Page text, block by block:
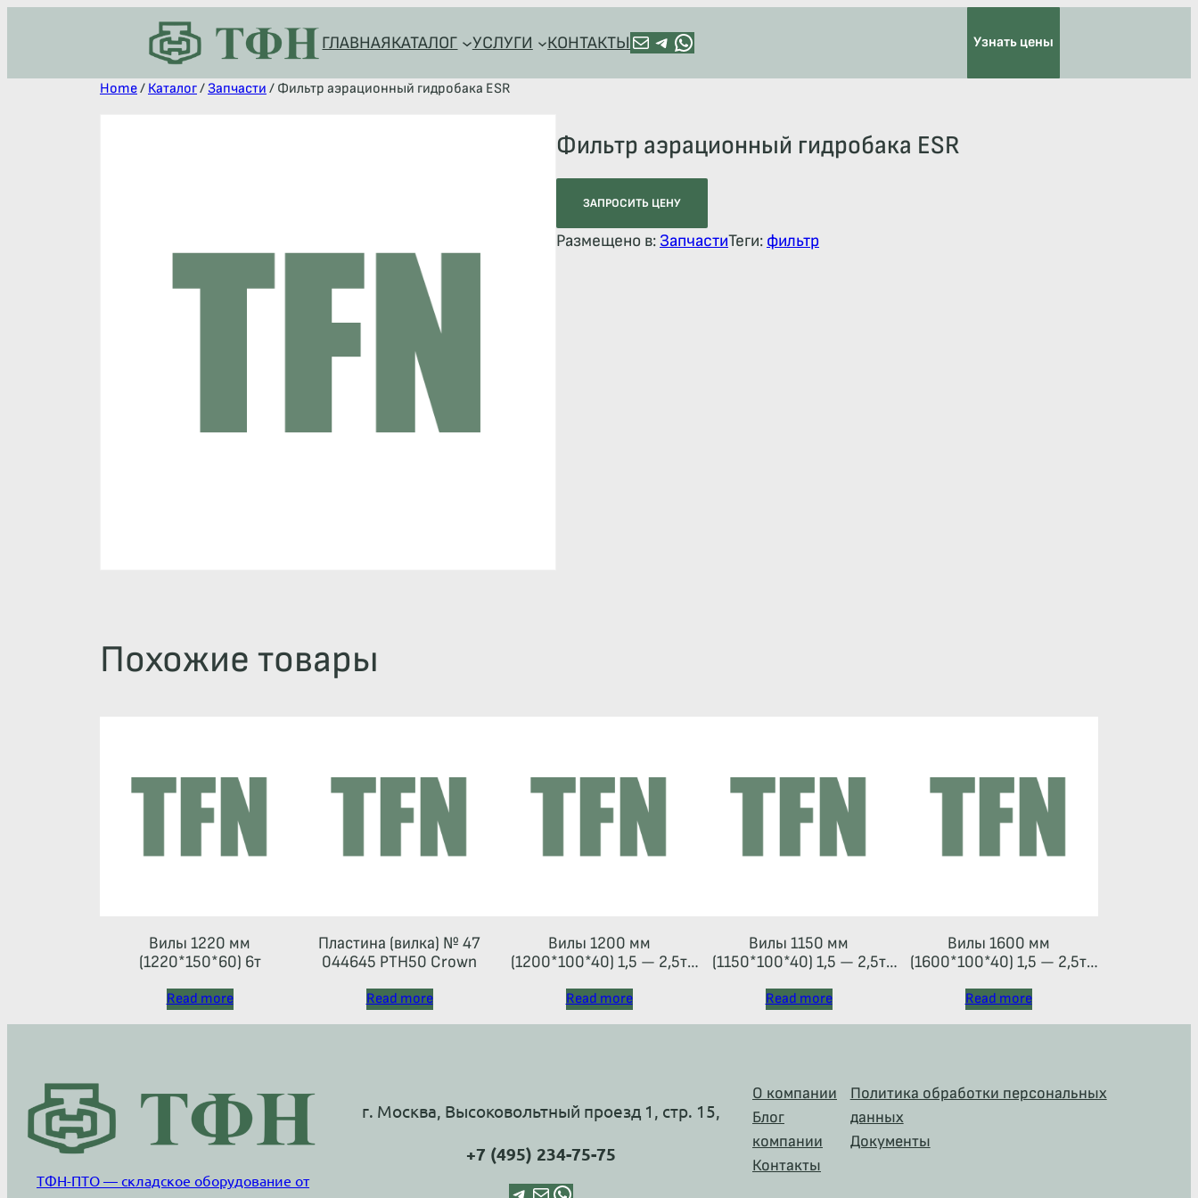
ГЛАВНАЯКАТАЛОГ УСЛУГИ КОНТАКТЫПОЧТА TELEGRAM HTTPS://WA.ME/+79128918544 Узнать цены
Home/ Каталог/ Запчасти / Фильтр аэрационный гидробака ESR
Фильтр аэрационный гидробака ESR
ЗАПРОСИТЬ ЦЕНУ
Размещено в: ЗапчастиТеги: фильтр
Похожие товары
Вилы 1220 мм
(1220*150*60) 6т
Read more
Пластина (вилка) № 47
044645 РТН50 Crown
Read more
Вилы 1200 мм
(1200*100*40) 1,5 — 2,5т
Read more
Вилы 1150 мм
(1150*100*40) 1,5 — 2,5т
Read more
Вилы 1600 мм
(1600*100*40) 1,5 — 2,5т
Read more
ТФН-ПТО — складское оборудование от
г. Москва, Высоковольтный проезд 1, стр. 15,
+7 (495) 234-75-75
О компании
Блог
компании
Контакты
Политика обработки персональных
данных
Документы